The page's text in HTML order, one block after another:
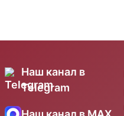
Наш канал в
Telegram